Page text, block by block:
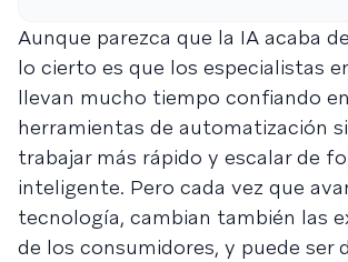
Aunque parezca que la IA acaba
lo cierto es que los especialistas
llevan mucho tiempo confiando en
herramientas de automatización
trabajar más rápido y escalar de
inteligente. Pero cada vez que
tecnología, cambian también las
de los consumidores, y puede ser